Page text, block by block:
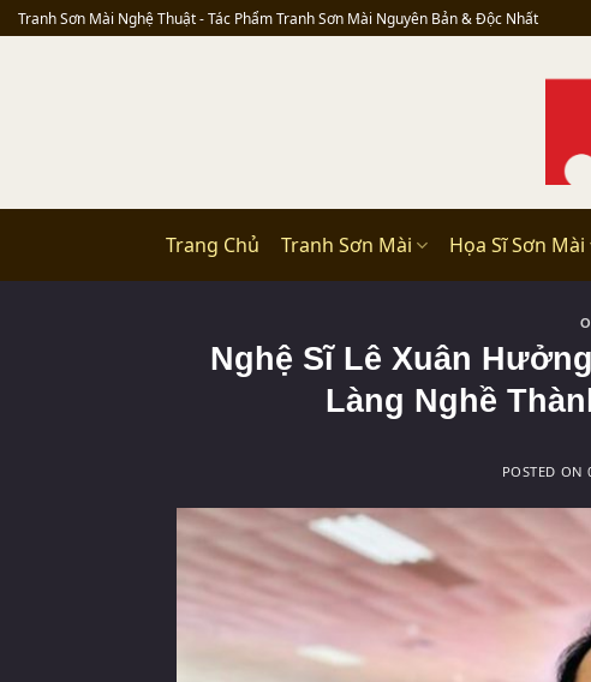
Skip
to
Tranh Sơn Mài Nghệ Thuật - Tác Phẩm Tranh Sơn Mài Nguyên Bản & Độc Nhất
Trang Chủ Tranh Sơn Mài Họa Sĩ Sơn Mài
Nghệ Sĩ Lê Xuân
Làng Nghề
POSTED ON